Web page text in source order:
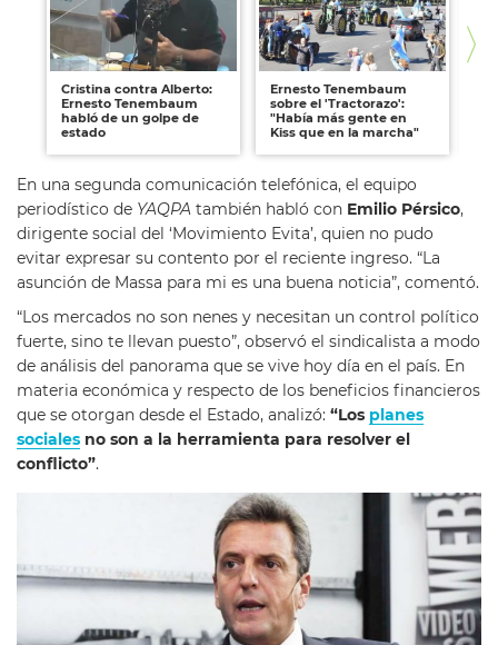
Cristina contra Alberto:
Ernesto Tenembaum
habló de un golpe de
estado
Ernesto Tenembaum
sobre el 'Tractorazo':
"Había más gente en
Kiss que en la marcha"
En una segunda comunicación telefónica, el equipo
periodístico de YAQPA también habló con Emilio Pérsico,
dirigente social del ‘Movimiento Evita’, quien no pudo
evitar expresar su contento por el reciente ingreso. “La
asunción de Massa para mi es una buena noticia”, comentó.
“Los mercados no son nenes y necesitan un control político
fuerte, sino te llevan puesto”, observó el sindicalista a modo
de análisis del panorama que se vive hoy día en el país. En
materia económica y respecto de los beneficios financieros
que se otorgan desde el Estado, analizó: “Los planes
sociales no son a la herramienta para resolver el
conflicto”.